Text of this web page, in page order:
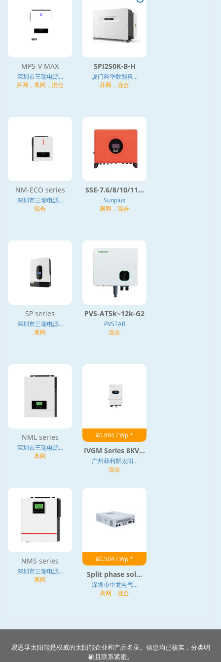
MPS-V MAX
深圳市三瑞电源...
并网，离网，混合
SPI250K-B-H
厦门科华数能科...
并网，混合
NM-ECO series
深圳市三瑞电源...
混合
SSE-7.6/8/10/11...
Sunplus
离网，混合
SP series
深圳市三瑞电源...
离网
PVS-AT5k~12k-G2
PVSTAR
混合
NML series
深圳市三瑞电源...
离网
¥0.884 / Wp *
IVGM Series 8KV...
广州菲利斯太阳...
混合
NMS series
深圳市三瑞电源...
离网
¥0.504 / Wp *
Split phase sol...
深圳市中龙电气...
离网，混合
易恩孚太阳能是权威的太阳能企业和产品名录。信息均已核实，分类明
确且联系紧密。